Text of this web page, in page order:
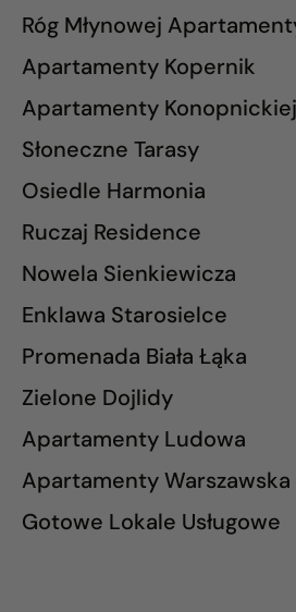
Róg Młynowej
Apartamenty Kopernik
Apartamenty Konopnickiej
Słoneczne Tarasy
Osiedle Harmonia
Ruczaj Residence
Nowela Sienkiewicza
Enklawa Starosielce
Promenada Biała Łąka
Zielone Dojlidy
Apartamenty Ludowa
Apartamenty Warszawska
Gotowe Lokale Usługowe